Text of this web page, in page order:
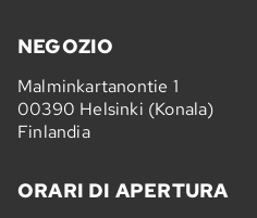
NEGOZIO
Malminkartanontie 1
00390 Helsinki (Konala)
Finlandia
ORARI DI APERTURA